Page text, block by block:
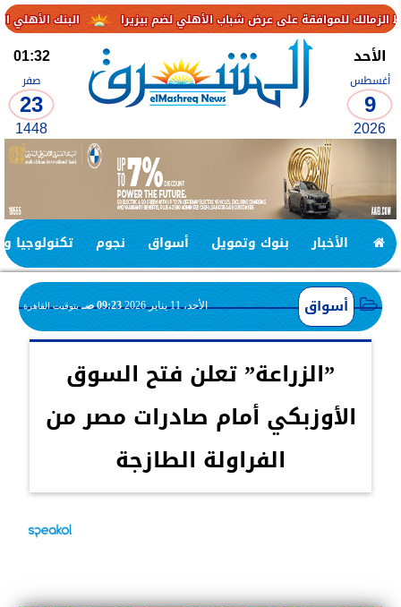
البنك الأهلي الكويتي – مصر يحقق صافي أرباح 3.1 على عرض شباب الأهلي لضم بيزيرا
الأحد
أغسطس
9
2026
01:32
صفر
23
1448
الأخبار بنوك وتمويل أسواق نجوم تكنولوجيا
أسواق الأحد، 11 يناير 2026 09:23 صـ بتوقيت القاهرة
”الزراعة” تعلن فتح السوق
الأوزبكي أمام صادرات مصر من
الفراولة الطازجة